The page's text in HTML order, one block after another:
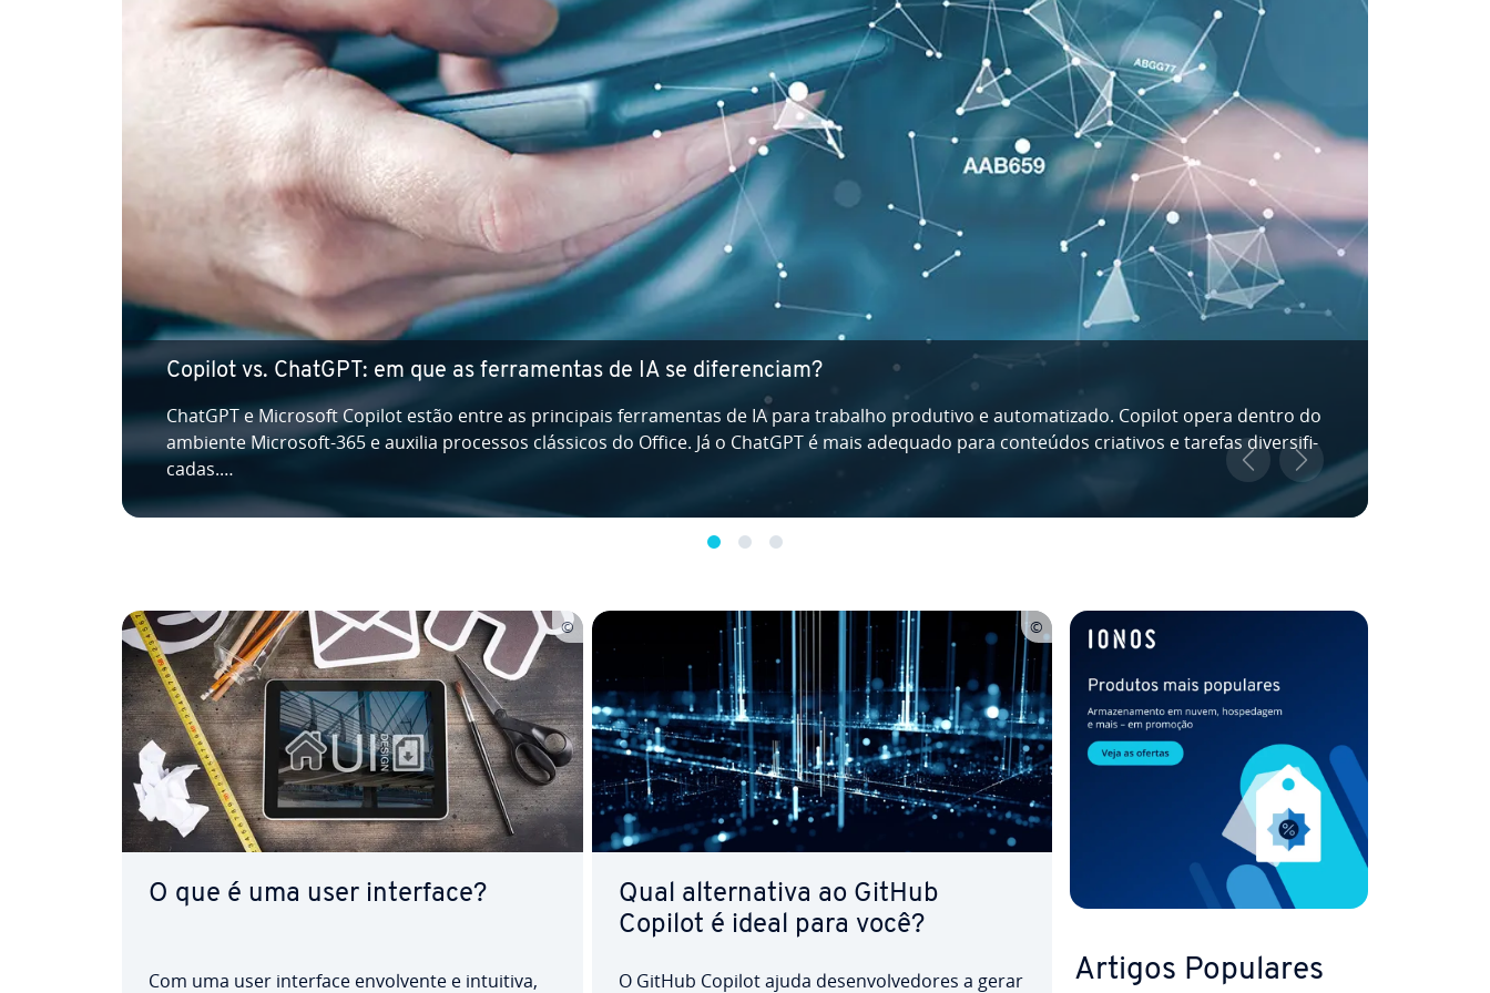
Top 10 sites para criar vídeo com in­te­li­gên­cia ar­ti­fi­cial
Vídeos são es­sen­ci­ais no marketing e nas redes sociais. O grande problema deles é que, até então, sua produção era cara e consumia um
tempo con­si­de­rá­vel. Hoje em dia, contudo, é possível criar vídeos com in­te­li­gên­cia ar­ti­fi­cial, o que poupa im­por­tan­tes esforços. Porém,
nem toda…
PreviousNext
O que é uma user interface?
Com uma user interface en­vol­vente e intuitiva,
Qual al­ter­na­tiva ao GitHub
Copilot é ideal para você?
O GitHub Copilot ajuda de­sen­vol­ve­do­res a gerar
Artigos Populares